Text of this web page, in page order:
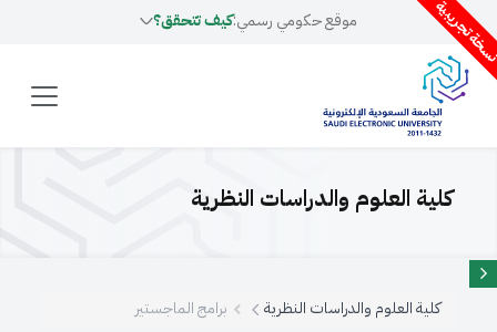
تجريبية موقع حكومي رسمي:كيف تتحقق؟
كلية العلوم والدراسات النظرية
كلية العلوم والدراسات النظرية برامج الماجستير